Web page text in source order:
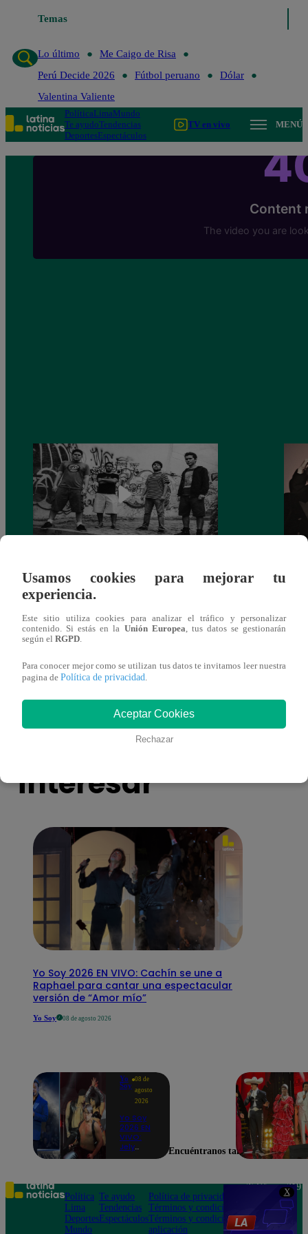
X
Temas
Lo último
Me Caigo de Risa
Perú Decide 2026
Fútbol peruano
Dólar
Valentina Valiente
PolíticaLimaMundo
Te ayudoTendencias
DeportesEspectáculos
TV en vivo MENÚ
ILLYA KURYAKI AND THE
VALDERRAMAS DESATAN UN
CIERRE EXPLOSIVO EN “UNA
NOCHE EN PERÚ”, EL NUEVO
FESTIVAL QUE APUNTA AL
También te puede
interesar
Yo Soy 2026 EN VIVO: Cachín se une a
Raphael para cantar una espectacular
versión de “Amor mío”
Yo Soy 08 de agosto 2026
Yo
Soy
08 de
agosto
2026
Yo Soy
2026 EN
VIVO:
Jely
Bravo
para
cantar
“Noelia”
y
Usamos cookies para mejorar tu
experiencia.
Este sitio utiliza cookies para analizar el tráfico y personalizar
contenido. Si estás en la Unión Europea , tus datos se gestionarán
según el RGPD
Para conocer mejor como se utilizan tus datos te invitamos leer nuestra
pagina de Política de privacidad
Aceptar Cookies
Rechazar
Encuéntranos también en
Política
Lima
Deportes
Mundo
Te ayudo
Tendencias
Espectáculos
Política de privacidad
Términos y condiciones
Términos y condiciones
aplicación
Teléfono: 219
Av. San
Felipe 968
Jesús María